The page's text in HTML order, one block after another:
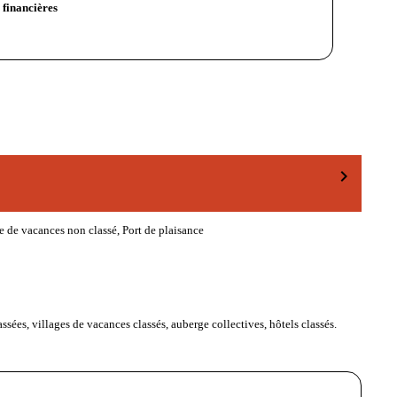
financières
chevron_right
vacances non classé, Port de plaisance
villages de vacances classés, auberge collectives, hôtels classés.